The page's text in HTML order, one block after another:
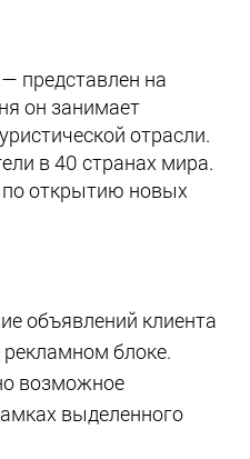
представлен на
он занимает
отрасли.
в 40 странах мира.
по открытию новых
объявлений клиента
блоке.
возможное
выделенного